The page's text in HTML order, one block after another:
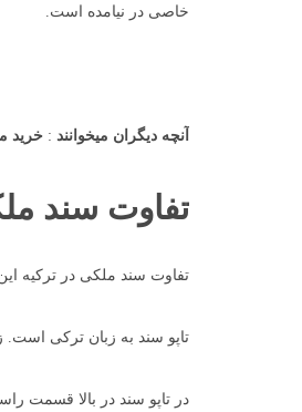
خاصی در نیامده است.
آنچه دیگران میخوانند : خرید
تفاوت سند
تفاوت سند ملکی در ترکیه
تاپو سند به زبان ترکی
در تاپو سند در بالا قسمت